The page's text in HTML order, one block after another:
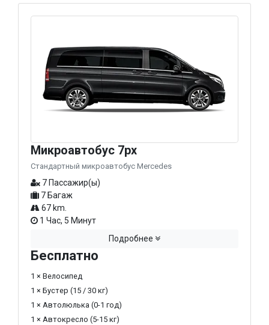
Микроавтобус 7px
Стандартный микроавтобус Mercedes
7 Пассажир(ы)
7 Багаж
67 km.
1 Час, 5 Минут
Подробнее
Бесплатно
1 × Велосипед
1 × Бустер (15 / 30 кг)
1 × Автолюлька (0-1 год)
1 × Автокресло (5-15 кг)